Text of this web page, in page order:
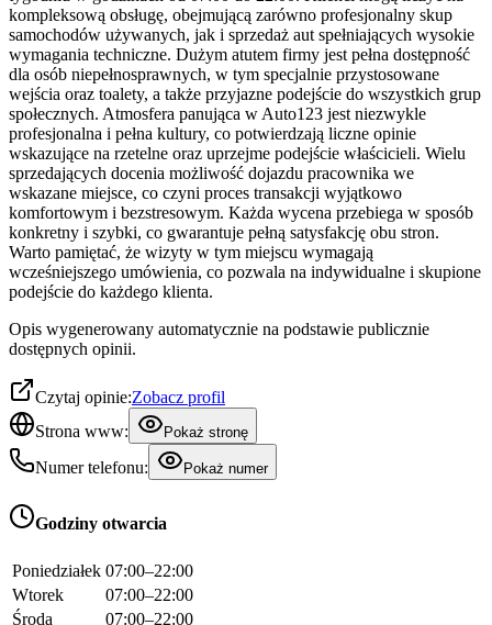
kompleksową obsługę, obejmującą zarówno profesjonalny skup
samochodów używanych, jak i sprzedaż aut spełniających wysokie
wymagania techniczne. Dużym atutem firmy jest pełna dostępność
dla osób niepełnosprawnych, w tym specjalnie przystosowane
wejścia oraz toalety, a także przyjazne podejście do wszystkich grup
społecznych. Atmosfera panująca w Auto123 jest niezwykle
profesjonalna i pełna kultury, co potwierdzają liczne opinie
wskazujące na rzetelne oraz uprzejme podejście właścicieli. Wielu
sprzedających docenia możliwość dojazdu pracownika we
wskazane miejsce, co czyni proces transakcji wyjątkowo
komfortowym i bezstresowym. Każda wycena przebiega w sposób
konkretny i szybki, co gwarantuje pełną satysfakcję obu stron.
Warto pamiętać, że wizyty w tym miejscu wymagają
wcześniejszego umówienia, co pozwala na indywidualne i skupione
podejście do każdego klienta.
Opis wygenerowany automatycznie na podstawie publicznie
dostępnych opinii.
Czytaj opinie:Zobacz profil
Strona www:
Pokaż stronę
Numer telefonu: Pokaż numer
Godziny otwarcia
Poniedziałek 07:00–22:00
Wtorek
07:00–22:00
Środa
07:00–22:00